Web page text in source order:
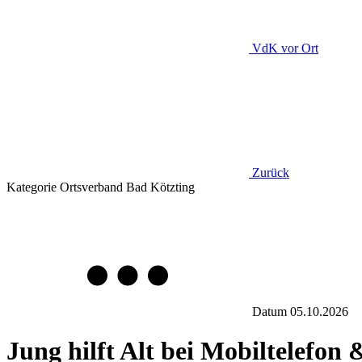
VdK vor Ort
Zurück
Kategorie Ortsverband Bad Kötzting
Datum 05.10.2026
Jung hilft Alt bei Mobiltelefon